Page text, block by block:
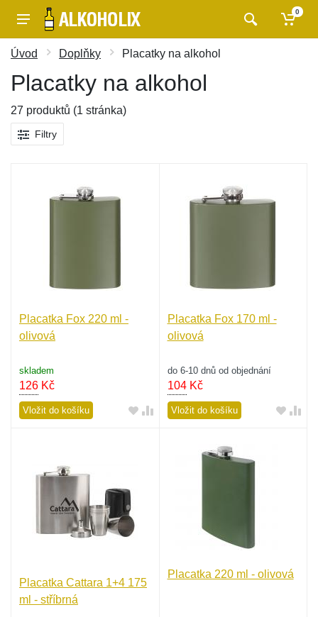
0
Úvod Doplňky Placatky na alkohol
Placatky na alkohol
27 produktů (1 stránka)
Filtry
Placatka Fox 220 ml -
olivová
skladem
126 Kč
Vložit do košíku
Placatka Fox 170 ml -
olivová
do 6-10 dnů od objednání
104Kč
Vložit do košíku
Placatka Cattara 1+4 175
ml - stříbrná
Placatka 220 ml - olivová